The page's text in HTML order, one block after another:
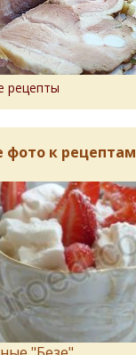
рецепты
фото к рецептам